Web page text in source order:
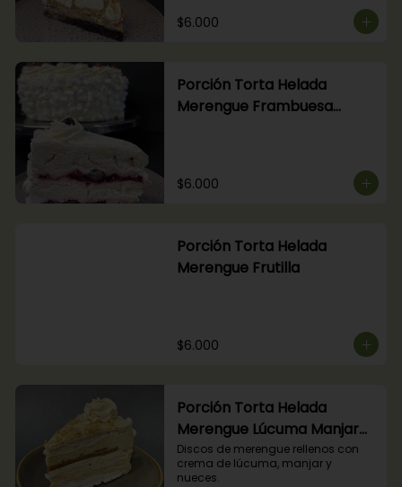
$6.000
Porción Torta Helada
Merengue Frambuesa
$6.000
Porción Torta Helada
Merengue Frutilla
$6.000
Porción Torta Helada
Merengue Lúcuma Manjar
Nuez
Discos de merengue rellenos con
crema de lúcuma, manjar y
nueces.